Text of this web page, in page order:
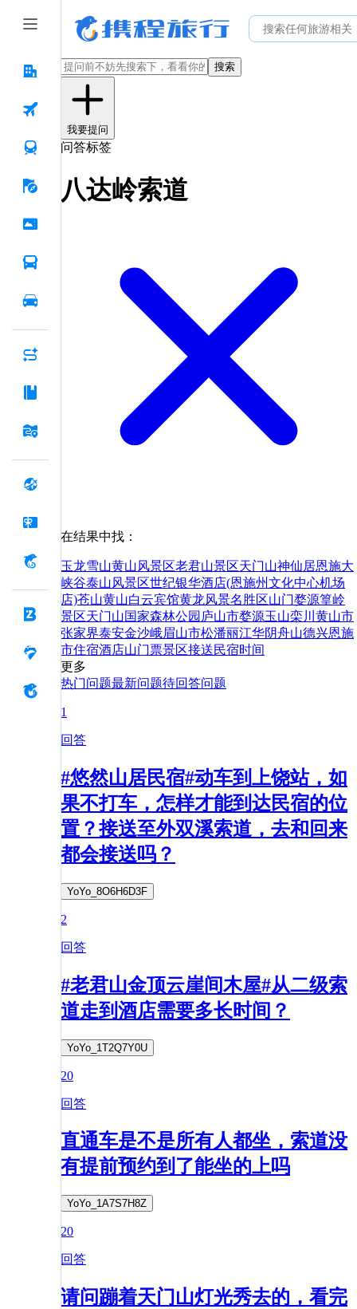
搜索
我要提问
问答标签
八达岭索道
在结果中找：
玉龙雪山黄山风景区老君山景区天门山神仙居恩施大
峡谷泰山风景区世纪银华酒店(恩施州文化中心机场
店)苍山黄山白云宾馆黄龙风景名胜区山门婺源篁岭
景区天门山国家森林公园 庐山市婺源玉山栾川 黄山市
张家界泰安金沙峨眉山市松潘丽江华阴舟山德兴恩施
市住宿酒店山门票景区接送民宿时间
更多
热门问题最新问题待回答问题
1
回答
#悠然山居民宿#动车到上饶站，如
果不打车，怎样才能到达民宿的位
置？接送至外双溪索道，去和回来
都会接送吗？
YoYo_8O6H6D3F
2
回答
#老君山金顶云崖间木屋#从二级索
道走到酒店需要多长时间？
YoYo_1T2Q7Y0U
20
回答
直通车是不是所有人都坐，索道没
有提前预约到了能坐的上吗
YoYo_1A7S7H8Z
20
回答
请问蹦着天门山灯光秀去的，看完